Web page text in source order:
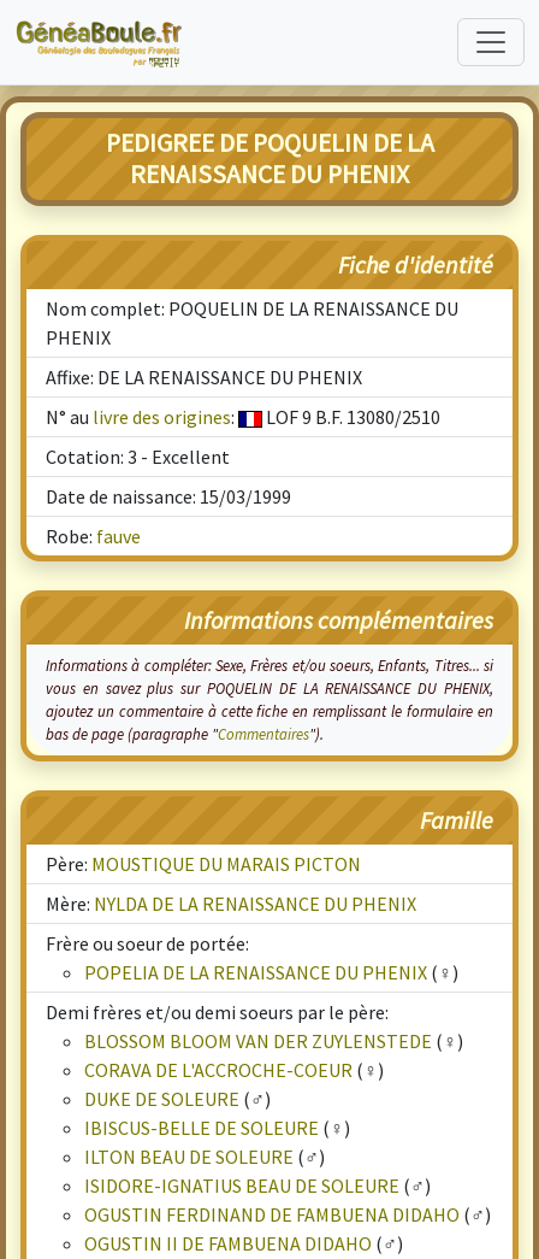
PEDIGREE DE POQUELIN DE LA
RENAISSANCE DU PHENIX
Fiche d'identité
Nom complet: POQUELIN DE LA RENAISSANCE DU
PHENIX
Affixe: DE LA RENAISSANCE DU PHENIX
N° au livre des origines:
LOF 9 B.F. 13080/2510
Cotation: 3 - Excellent
Date de naissance: 15/03/1999
Robe: fauve
Informations complémentaires
Informations à compléter: Sexe, Frères et/ou soeurs, Enfants, Titres... si
vous en savez plus sur POQUELIN DE LA RENAISSANCE DU PHENIX,
ajoutez un commentaire à cette fiche en remplissant le formulaire en
bas de page (paragraphe "Commentaires").
Famille
Père: MOUSTIQUE DU MARAIS PICTON
Mère: NYLDA DE LA RENAISSANCE DU PHENIX
Frère ou soeur de portée:
POPELIA DE LA RENAISSANCE DU PHENIX (♀)
Demi frères et/ou demi soeurs par le père:
BLOSSOM BLOOM VAN DER ZUYLENSTEDE (♀)
CORAVA DE L'ACCROCHE-COEUR (♀)
DUKE DE SOLEURE (♂)
IBISCUS-BELLE DE SOLEURE (♀)
ILTON BEAU DE SOLEURE (♂)
ISIDORE-IGNATIUS BEAU DE SOLEURE (♂)
OGUSTIN FERDINAND DE FAMBUENA DIDAHO (♂)
OGUSTIN II DE FAMBUENA DIDAHO (♂)